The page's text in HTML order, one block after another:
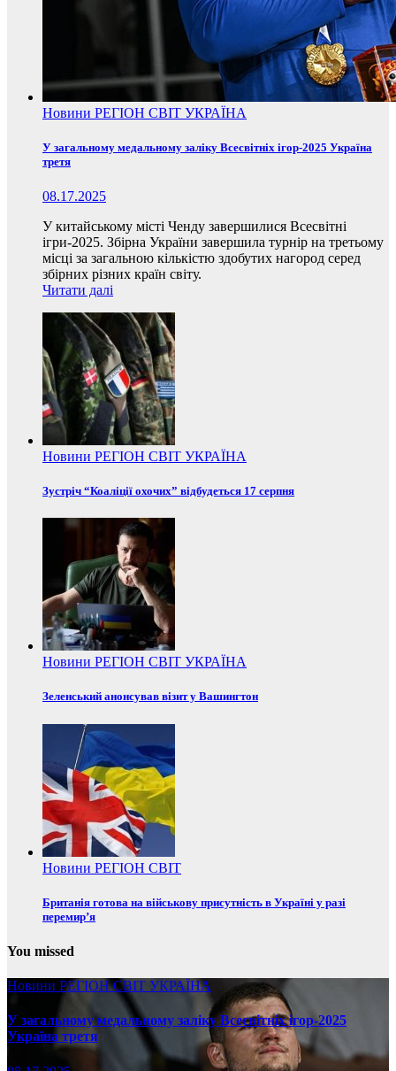
Новини РЕГІОН СВІТ УКРАЇНА
У загальному медальному заліку Всесвітніх ігор-2025 Україна
третя
08.17.2025
У китайському місті Ченду завершилися Всесвітні
ігри-2025. Збірна України завершила турнір на третьому
місці за загальною кількістю здобутих нагород серед
збірних різних країн світу.
Читати далі
Новини РЕГІОН СВІТ УКРАЇНА
Зустріч “Коаліції охочих” відбудеться 17 серпня
Новини РЕГІОН СВІТ УКРАЇНА
Зеленський анонсував візит у Вашингтон
Новини РЕГІОН СВІТ
Британія готова на військову присутність в Україні у разі
перемир’я
You missed
Новини РЕГІОНСВІТ УКРАЇНА
У загальному медальному заліку Всесвітніх ігор-2025
Україна третя